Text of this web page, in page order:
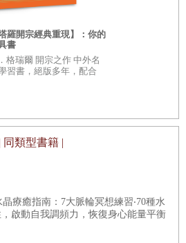
第二世紀以來，「正統」的護教之
耶穌是神或否定耶穌具有神性的一
年「尼西亞會議」（Council of
論」（Trinity），一方面確認耶穌
段介入人類歷史。
因為這三個宗教的基礎，皆建立在
太教視摩西在西乃山所頒布的《妥
羅開宗經典重現】：你的
書
格瑞爾 開宗之作 中外名
習書，絕版多年，配合
| 同類型書籍 |
晶療癒指南：7大脈輪冥想練習‧70種水
啟動自我調頻力，恢復身心能量平衡